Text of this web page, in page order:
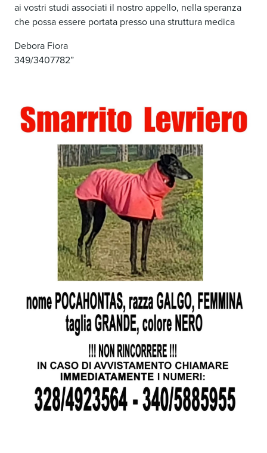
ai vostri studi associati il nostro appello, nella speranza
che possa essere portata presso una struttura medica
Debora Fiora
349/3407782”